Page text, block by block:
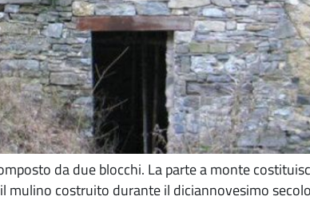
da due blocchi. La parte a monte
mulino costruito durante il diciannovesimo